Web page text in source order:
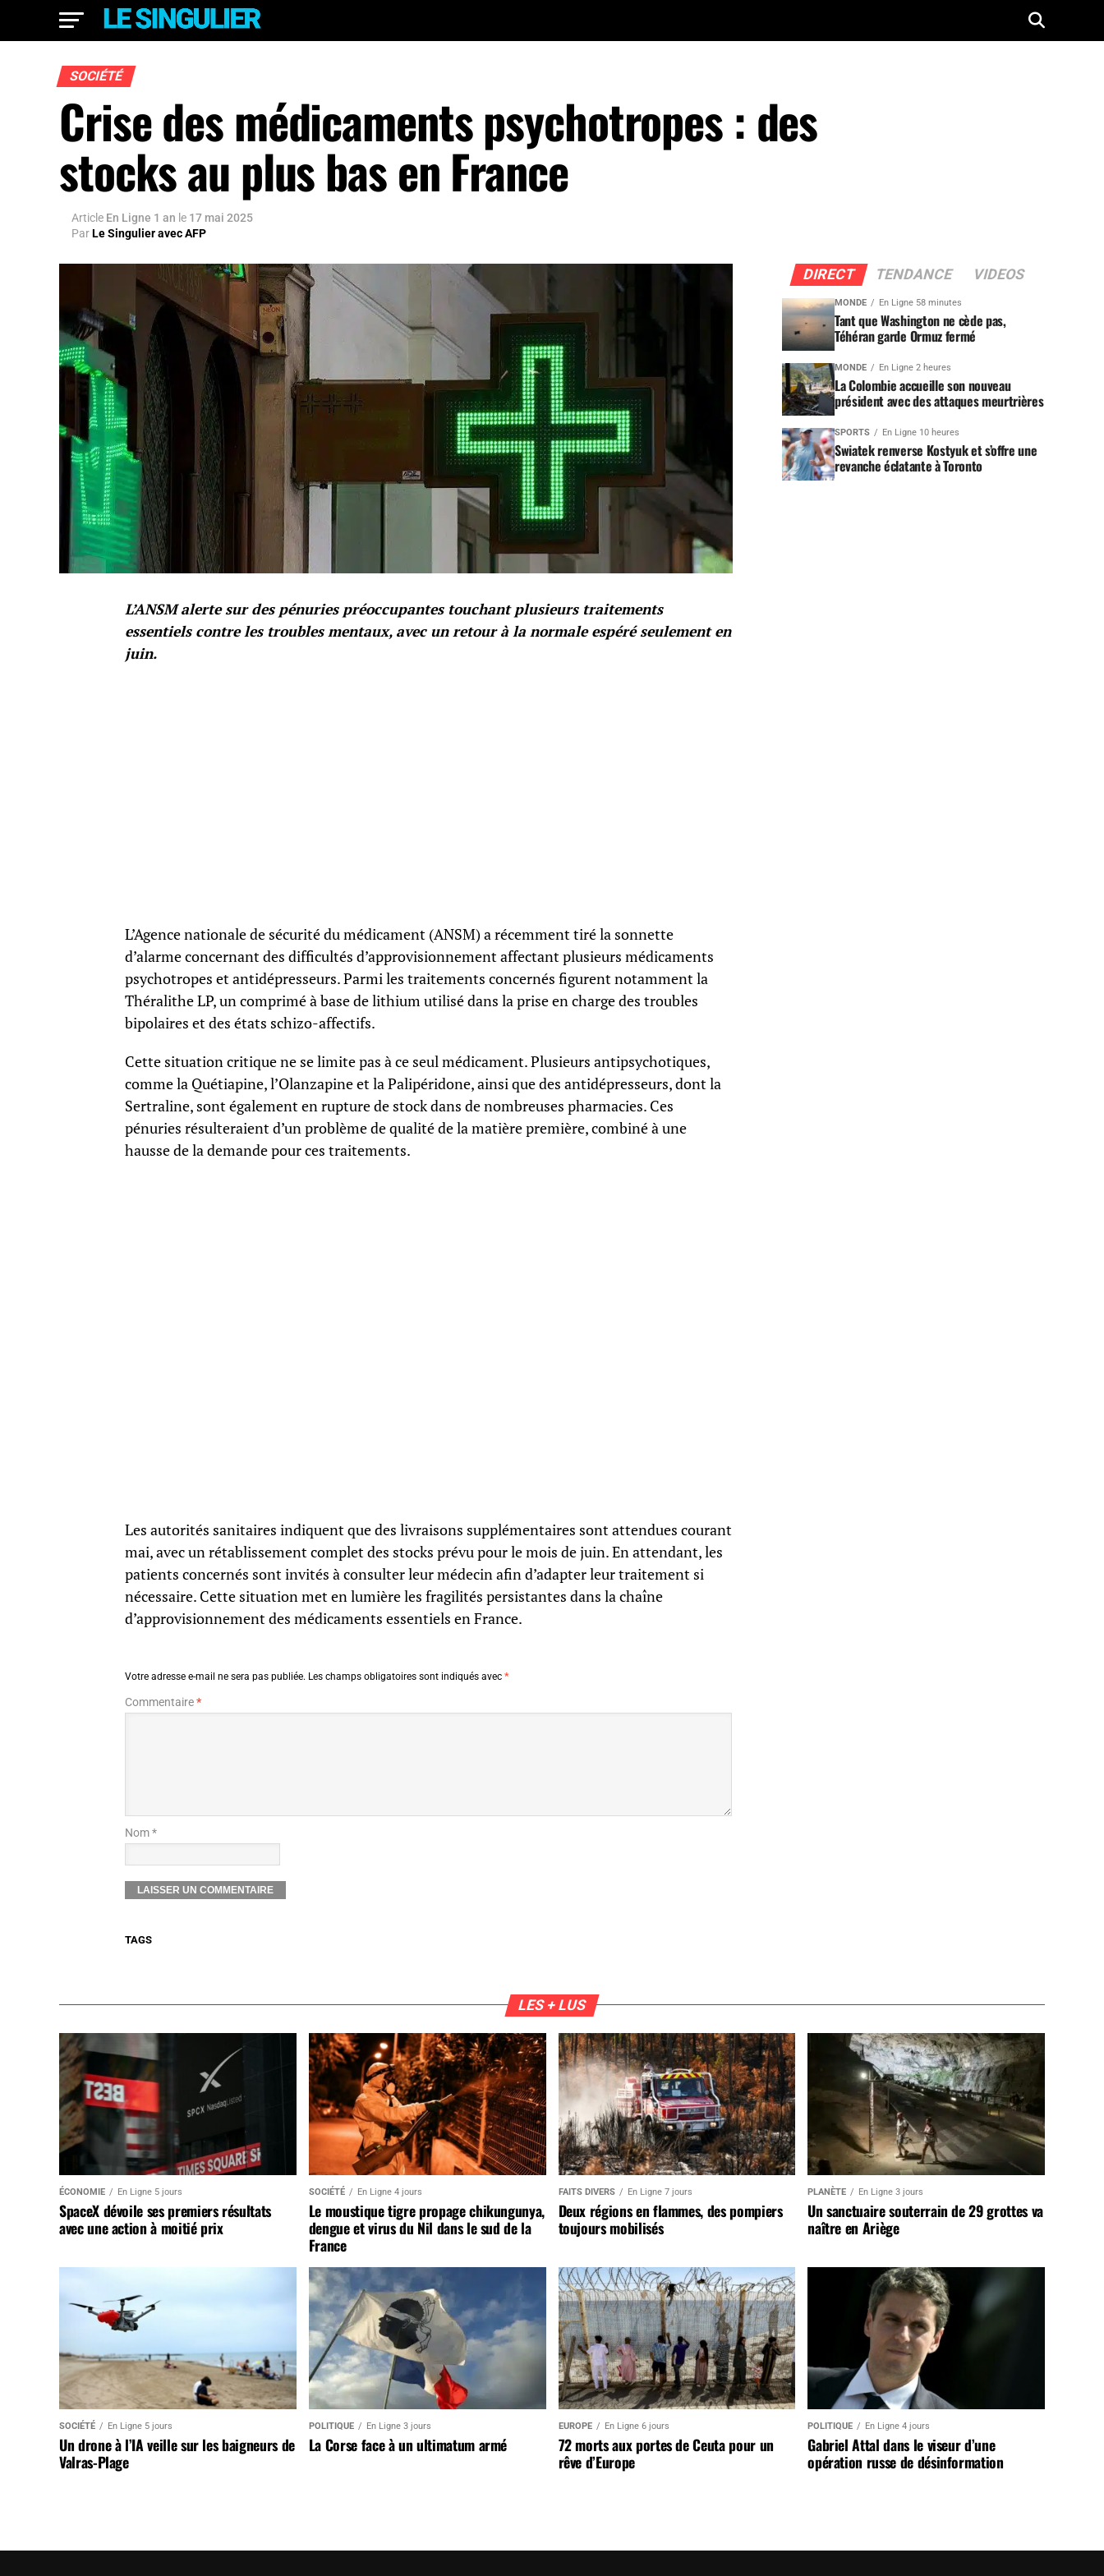
SOCIÉTÉ
Crise des médicaments psychotropes : des
stocks au plus bas en France
Article En Ligne 1 an le 17 mai 2025
ParLe Singulier avec AFP
L’ANSM alerte sur des pénuries préoccupantes touchant plusieurs traitements
essentiels contre les troubles mentaux, avec un retour à la normale espéré seulement en
juin.
L’Agence nationale de sécurité du médicament (ANSM) a récemment tiré la sonnette
d’alarme concernant des difficultés d’approvisionnement affectant plusieurs médicaments
psychotropes et antidépresseurs. Parmi les traitements concernés figurent notamment la
Théralithe LP, un comprimé à base de lithium utilisé dans la prise en charge des troubles
bipolaires et des états schizo-affectifs.
Cette situation critique ne se limite pas à ce seul médicament. Plusieurs antipsychotiques,
comme la Quétiapine, l’Olanzapine et la Palipéridone, ainsi que des antidépresseurs, dont la
Sertraline, sont également en rupture de stock dans de nombreuses pharmacies. Ces
pénuries résulteraient d’un problème de qualité de la matière première, combiné à une
hausse de la demande pour ces traitements.
Les autorités sanitaires indiquent que des livraisons supplémentaires sont attendues courant
mai, avec un rétablissement complet des stocks prévu pour le mois de juin. En attendant, les
patients concernés sont invités à consulter leur médecin afin d’adapter leur traitement si
nécessaire. Cette situation met en lumière les fragilités persistantes dans la chaîne
d’approvisionnement des médicaments essentiels en France.
Votre adresse e-mail ne sera pas publiée. Les champs obligatoires sont indiqués avec *
Commentaire*
Nom *
TAGS
DIRECT TENDANCE VIDEOS
MONDE En Ligne 58 minutes
Tant que Washington ne cède pas,
Téhéran garde Ormuz fermé
MONDE En Ligne 2 heures
La Colombie accueille son nouveau
président avec des attaques meurtrières
SPORTS En Ligne 10 heures
Swiatek renverse Kostyuk et s’offre une
revanche éclatante à Toronto
LES + LUS
ÉCONOMIE En Ligne 5 jours
SpaceX dévoile ses premiers résultats
avec une action à moitié prix
SOCIÉTÉ En Ligne 4 jours
Le moustique tigre propage chikungunya,
dengue et virus du Nil dans le sud de la
France
FAITS DIVERS En Ligne 7 jours
Deux régions en flammes, des pompiers
toujours mobilisés
PLANÈTE En Ligne 3 jours
Un sanctuaire souterrain de 29 grottes va
naître en Ariège
SOCIÉTÉ En Ligne 5 jours
Un drone à l’IA veille sur les baigneurs de
Valras-Plage
POLITIQUE En Ligne 3 jours
La Corse face à un ultimatum armé
EUROPE En Ligne 6 jours
72 morts aux portes de Ceuta pour un
rêve d’Europe
POLITIQUE En Ligne 4 jours
Gabriel Attal dans le viseur d’une
opération russe de désinformation